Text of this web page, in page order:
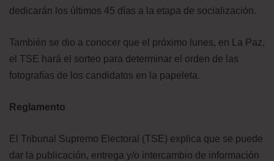
dedicarán los últimos 45 días a la etapa de socialización.
También se dio a conocer que el próximo lunes, en La Paz,
el TSE hará el sorteo para determinar el orden de las
fotografías de los candidatos en la papeleta.
Reglamento
El Tribunal Supremo Electoral (TSE) explica que se puede
dar la publicación, entrega y/o intercambio de información